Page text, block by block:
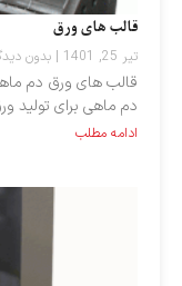
قالب های ورق
تیر 25, 1401 بدون
قالب های ورق دم
دم ماهی برای تولید
ادامه مطلب